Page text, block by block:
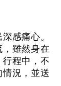
感痛心。
雖然身在
程中，不
況，並送